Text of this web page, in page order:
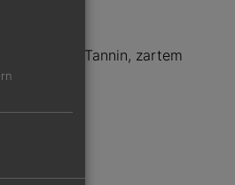
dosiertem Tannin, zartem